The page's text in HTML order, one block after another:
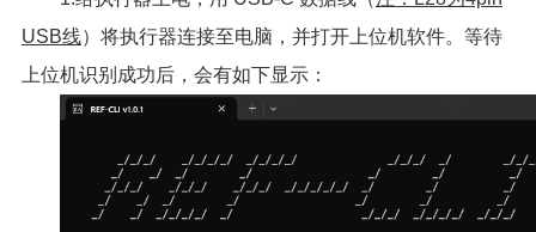
USB线）将执行器连接至电脑，并打开上位机软件。等待
上位机识别成功后，会有如下显示：